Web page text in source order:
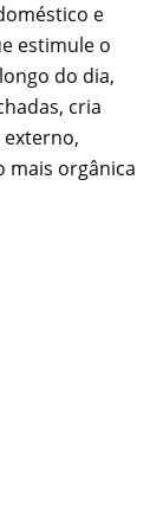
e
estimule o
do dia,
cria
mais orgânica